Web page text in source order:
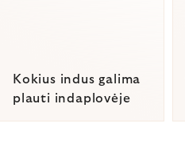
Kokius indus galima
plauti indaplovėje